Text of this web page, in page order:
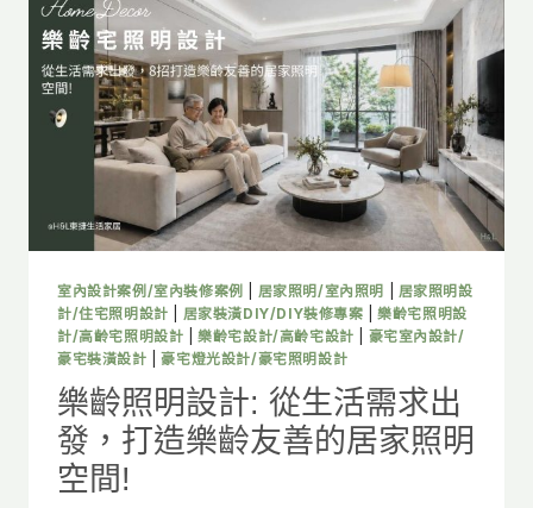
怎
麼
做？
8
大
照
明
點
打
安
全
舒
適
的
樂
齡
宅
室內設計案例/室內裝修案例 居家照明/室內照明
居家照明設
計/住宅照明設計
居家裝潢DIY/DIY裝修專案 |樂齡宅照明設
計/高齡宅照明設計 |樂齡宅設計/高齡宅設計
豪宅室內設計/
豪宅裝潢設計 |豪宅燈光設計/豪宅照明設計
樂齡照明設計: 從生活需求出
發，打造樂齡友善的居家照明
空間!